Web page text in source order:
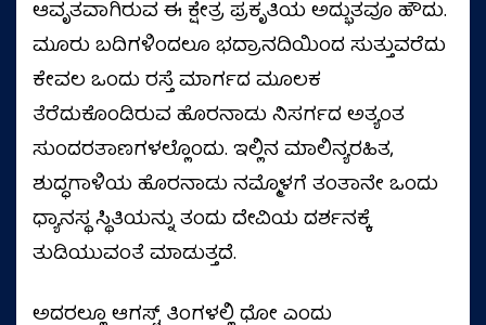
ಆವೃತವಾಗಿರುವ ಈ ಕ್ಷೇತ್ರ ಪ್ರಕೃತಿಯ ಅದ್ಭುತವೂ ಹೌದು.
ಮೂರು ಬದಿಗಳಿಂದಲೂ ಭದ್ರಾನದಿಯಿಂದ ಸುತ್ತುವರೆದು
ಕೇವಲ ಒಂದು ರಸ್ತೆ ಮಾರ್ಗದ ಮೂಲಕ
ತೆರೆದುಕೊಂಡಿರುವ ಹೊರನಾಡು ನಿಸರ್ಗದ ಅತ್ಯಂತ
ಸುಂದರತಾಣಗಳಲ್ಲೊಂದು. ಇಲ್ಲಿನ ಮಾಲಿನ್ಯರಹಿತ,
ಶುದ್ಧಗಾಳಿಯ ಹೊರನಾಡು ನಮ್ಮೊಳಗೆ ತಂತಾನೇ ಒಂದು
ಧ್ಯಾನಸ್ಥ ಸ್ಥಿತಿಯನ್ನು ತಂದು ದೇವಿಯ ದರ್ಶನಕ್ಕೆ
ತುಡಿಯುವಂತೆ ಮಾಡುತ್ತದೆ.
ಅದರಲ್ಲೂ ಆಗಸ್ಟ್ ತಿಂಗಳಲ್ಲಿ ಧೋ ಎಂದು